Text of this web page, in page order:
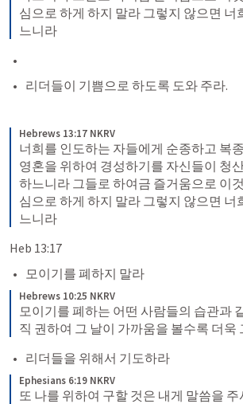
심으로 하게 하지 말라 그렇지 않으면 너
느니라
리더들이 기쁨으로 하도록 도와 주라.
Hebrews 13:17 NKRV
너희를 인도하는 자들에게 순종하고 복
영혼을 위하여 경성하기를 자신들이 청
하느니라 그들로 하여금 즐거움으로 이
심으로 하게 하지 말라 그렇지 않으면 너
느니라
Heb 13:17
모이기를 폐하지 말라
Hebrews 10:25 NKRV
모이기를 폐하는 어떤 사람들의 습관과
직 권하여 그 날이 가까움을 볼수록 더욱
리더들을 위해서 기도하라
Ephesians 6:19 NKRV
또 나를 위하여 구할 것은 내게 말씀을 주